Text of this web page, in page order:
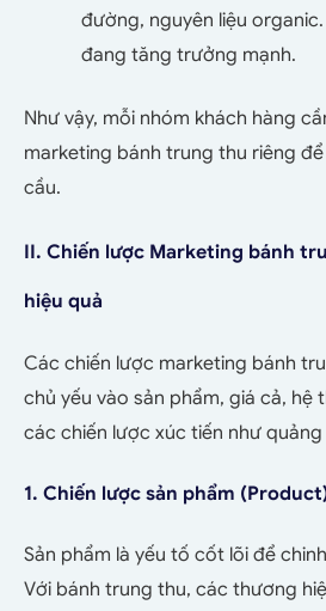
đường, nguyên liệu
đang tăng trưởng mạnh.
Như vậy, mỗi nhóm khách hàng
marketing bánh trung thu riêng để
cầu.
II. Chiến lược Marketing bánh
hiệu quả
Các chiến lược marketing bánh
chủ yếu vào sản phẩm, giá cả, hệ
các chiến lược xúc tiến như quảng
1. Chiến lược sản phẩm
Sản phẩm là yếu tố cốt lõi để
Với bánh trung thu, các thương